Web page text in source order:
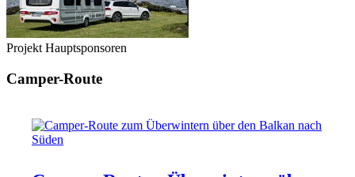
Projekt Hauptsponsoren
Camper-Route